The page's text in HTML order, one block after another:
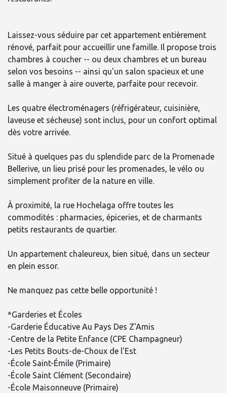
Laissez-vous séduire par cet appartement entièrement
rénové, parfait pour accueillir une famille. Il propose trois
chambres à coucher -- ou deux chambres et un bureau
selon vos besoins -- ainsi qu'un salon spacieux et une
salle à manger à aire ouverte, parfaite pour recevoir.
Les quatre électroménagers (réfrigérateur, cuisinière,
laveuse et sécheuse) sont inclus, pour un confort optimal
dès votre arrivée.
Situé à quelques pas du splendide parc de la Promenade
Bellerive, un lieu prisé pour les promenades, le vélo ou
simplement profiter de la nature en ville.
À proximité, la rue Hochelaga offre toutes les
commodités : pharmacies, épiceries, et de charmants
petits restaurants de quartier.
Un appartement chaleureux, bien situé, dans un secteur
en plein essor.
Ne manquez pas cette belle opportunité !
*Garderies et Écoles
-Garderie Éducative Au Pays Des Z'Amis
-Centre de la Petite Enfance (CPE Champagneur)
-Les Petits Bouts-de-Choux de l'Est
-École Saint-Émile (Primaire)
-École Saint Clément (Secondaire)
-École Maisonneuve (Primaire)